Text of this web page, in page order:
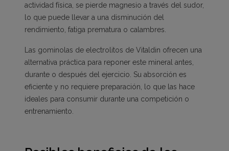
actividad física, se pierde magnesio a través del sudor,
lo que puede llevar a una disminución del
rendimiento, fatiga prematura o calambres.
Las gominolas de electrolitos de Vitaldin ofrecen una
alternativa práctica para reponer este mineral antes,
durante o después del ejercicio. Su absorción es
eficiente y no requiere preparación, lo que las hace
ideales para consumir durante una competición o
entrenamiento.